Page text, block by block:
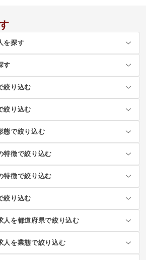
を探す
す
絞り込む
絞り込む
態で絞り込む
特徴で絞り込む
特徴で絞り込む
絞り込む
人を都道府県で絞り込む
人を業態で絞り込む